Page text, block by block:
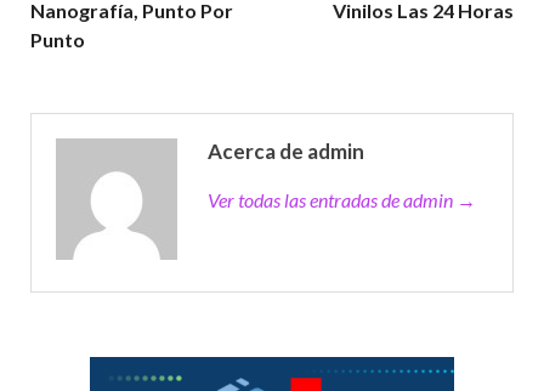
Nanografía, Punto Por
Punto
Vinilos Las 24 Horas
Acerca de admin
Ver todas las entradas de admin →